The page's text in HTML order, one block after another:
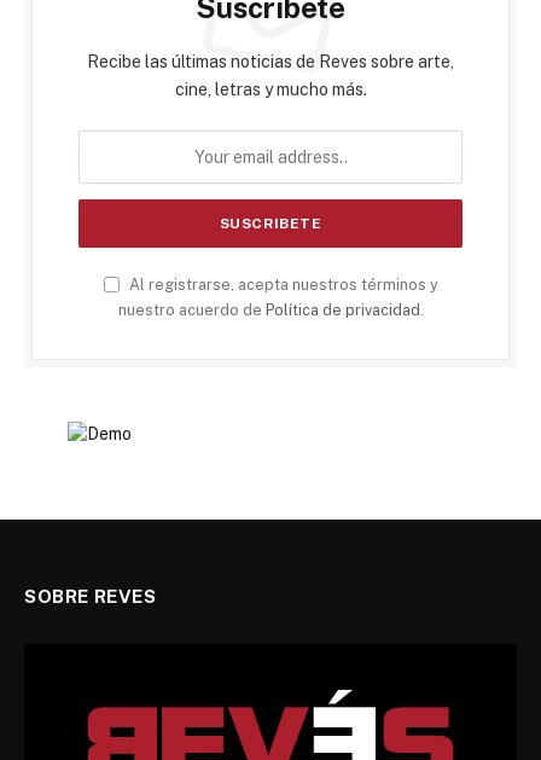
Suscribete
Recibe las últimas noticias de Reves sobre arte,
cine, letras y mucho más.
Al registrarse, acepta nuestros términos y
nuestro acuerdo de Política de privacidad .
SOBRE REVES